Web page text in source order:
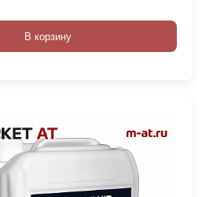
В корзину